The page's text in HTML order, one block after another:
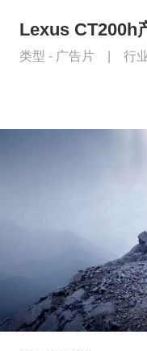
Lexus CT200h
类型 - 广告片 行